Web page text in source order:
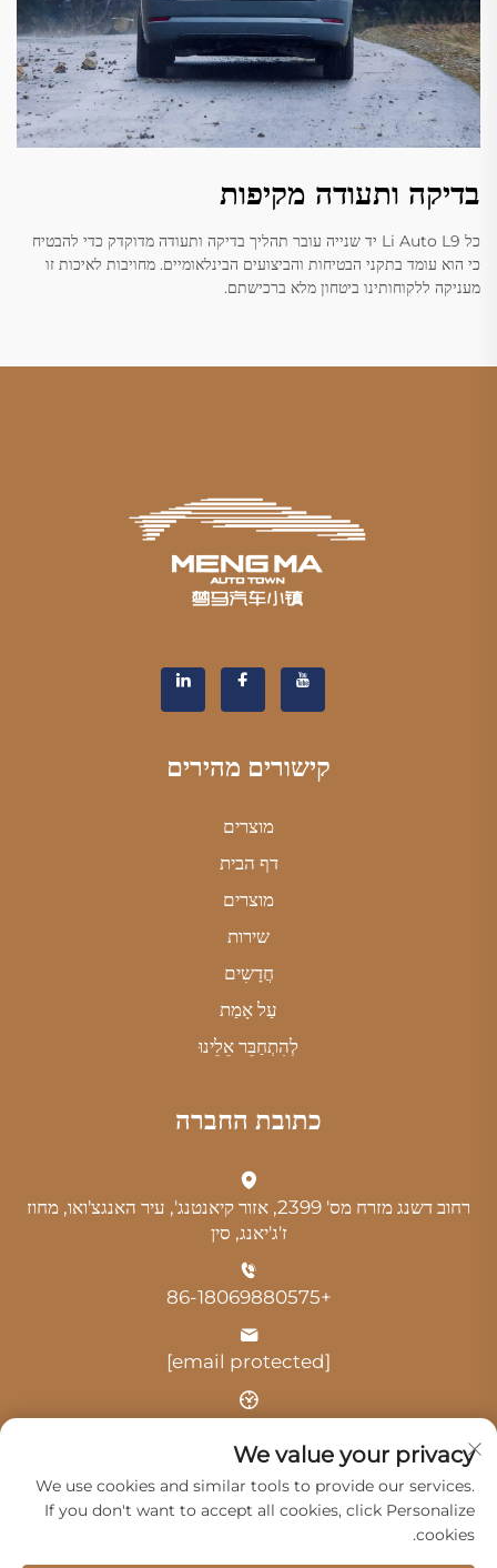
בדיקה ותעודה מקיפות
כל Li Auto L9 יד שנייה עובר תהליך בדיקה ותעודה מדוקדק כדי להבטיח
כי הוא עומד בתקני הבטיחות והביצועים הבינלאומיים. מחויבות לאיכות זו
מעניקה ללקוחותינו ביטחון מלא ברכישתם.
קישורים מהירים
מוצרים
דף הבית
מוצרים
שירות
חֲדָשִים
עַל אָמַת
לְהִתְחַבֵּר אֵלֵינוּ
כתובת החברה
רחוב דשנג מזרח מס' 2399, אזור קיאנטנג', עיר האנגצ'ואו, מחוז
ז'ג'יאנג, סין
+86-18069880575
[email protected]
שעה: 9:00-18:00
We value your privacy
We use cookies and similar tools to provide our services.
If you don't want to accept all cookies, click Personalize
cookies.